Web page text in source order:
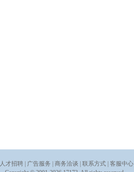
人才招聘 广告服务 商务洽谈 联系方式 客服中心